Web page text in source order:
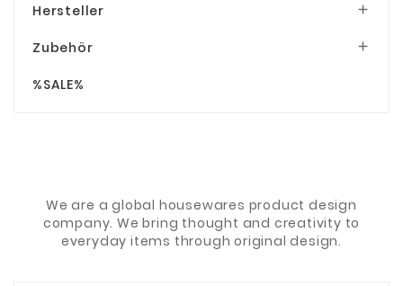
Hersteller 
Zubehör 
%SALE%
We are a global housewares product design
company. We bring thought and creativity to
everyday items through original design.